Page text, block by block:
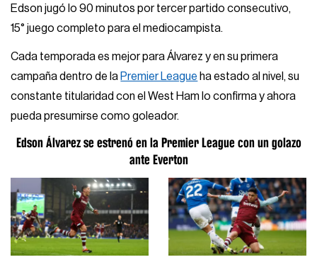
Edson jugó lo 90 minutos por tercer partido consecutivo,
15° juego completo para el mediocampista.
Cada temporada es mejor para Álvarez y en su primera
campaña dentro de la Premier League ha estado al nivel, su
constante titularidad con el West Ham lo confirma y ahora
pueda presumirse como goleador.
Edson Álvarez se estrenó en la Premier League con un golazo
ante Everton